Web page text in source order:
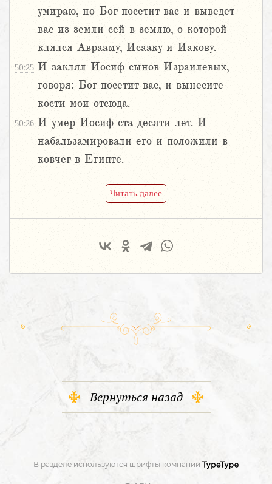
умираю, но Бог посетит вас и выведет
вас из земли сей в землю, о которой
клялся Аврааму, Исааку и Иакову.
50:25 И заклял Иосиф сынов Израилевых,
говоря: Бог посетит вас, и вынесите
кости мои отсюда.
50:26 И умер Иосиф ста десяти лет. И
набальзамировали его и положили в
ковчег в Египте.
Читать далее
Вернуться назад
В разделе используются шрифты компании